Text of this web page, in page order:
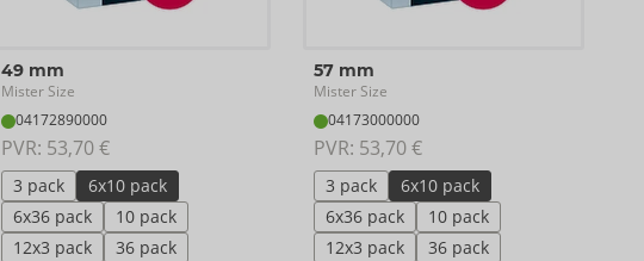
49 mm
Mister Size
04172890000
PVR: 53,70 €
3 pack
6x10 pack
6x36 pack
10 pack
12x3 pack
36 pack
57 mm
Mister Size
04173000000
PVR: 53,70 €
3 pack
6x10 pack
6x36 pack
10 pack
12x3 pack
36 pack